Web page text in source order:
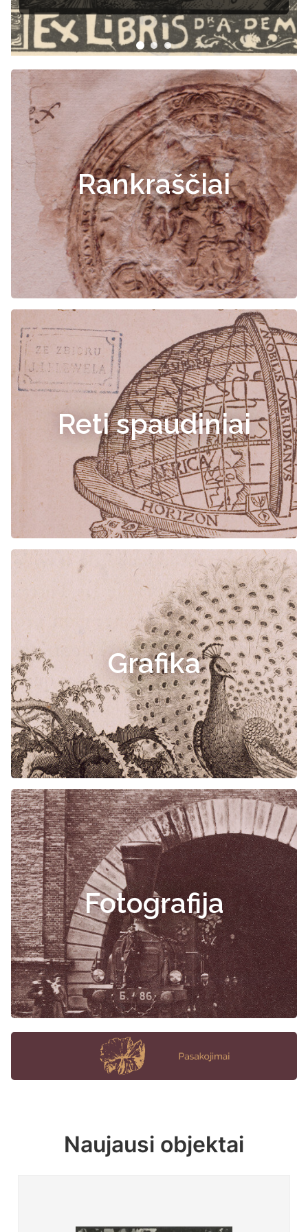
Rankraščiai
Reti spaudiniai
Grafika
Fotografija
Naujausi objektai